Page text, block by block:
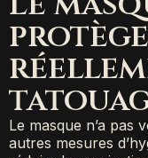
Le masque n’a pas
autres mesures